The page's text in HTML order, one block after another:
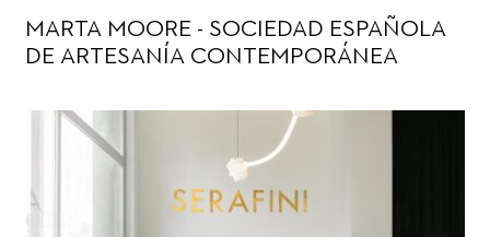
MARTA MOORE - SOCIEDAD ESPAÑOLA
DE ARTESANÍA CONTEMPORÁNEA